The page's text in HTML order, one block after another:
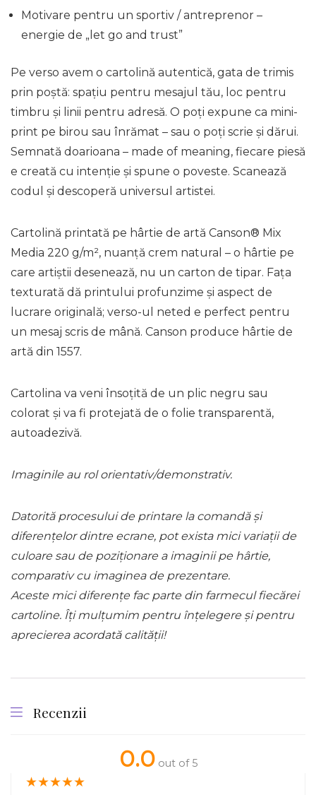
Motivare pentru un sportiv / antreprenor –
energie de „let go and trust”
Pe verso avem o cartolină autentică, gata de trimis
prin poștă: spațiu pentru mesajul tău, loc pentru
timbru și linii pentru adresă. O poți expune ca mini-
print pe birou sau înrămat – sau o poți scrie și dărui.
Semnată doarioana – made of meaning, fiecare piesă
e creată cu intenție și spune o poveste. Scanează
codul și descoperă universul artistei.
Cartolină printată pe hârtie de artă Canson® Mix
Media 220 g/m², nuanță crem natural – o hârtie pe
care artiștii desenează, nu un carton de tipar. Fața
texturată dă printului profunzime și aspect de
lucrare originală; verso-ul neted e perfect pentru
un mesaj scris de mână. Canson produce hârtie de
artă din 1557.
Cartolina va veni însoțită de un plic negru sau
colorat și va fi protejată de o folie transparentă,
autoadezivă.
Imaginile au rol orientativ/demonstrativ.
Datorită procesului de printare la comandă și
diferențelor dintre ecrane, pot exista mici variații de
culoare sau de poziționare a imaginii pe hârtie,
comparativ cu imaginea de prezentare.
Aceste mici diferențe fac parte din farmecul fiecărei
cartoline. Îți mulțumim pentru înțelegere și pentru
aprecierea acordată calității!
Recenzii
0.0 out of 5
★★★★★